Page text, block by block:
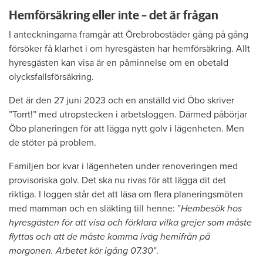
Hemförsäkring eller inte – det är frågan
I anteckningarna framgår att Örebrobostäder gång på gång
försöker få klarhet i om hyresgästen har hemförsäkring. Allt
hyresgästen kan visa är en påminnelse om en obetald
olycksfallsförsäkring.
Det är den 27 juni 2023 och en anställd vid Öbo skriver
”Torrt!” med utropstecken i arbetsloggen. Därmed påbörjar
Öbo planeringen för att lägga nytt golv i lägenheten. Men
de stöter på problem.
Familjen bor kvar i lägenheten under renoveringen med
provisoriska golv. Det ska nu rivas för att lägga dit det
riktiga. I loggen står det att läsa om flera planeringsmöten
med mamman och en släkting till henne: ”Hembesök hos
hyresgästen för att visa och förklara vilka grejer som måste
flyttas och att de måste komma iväg hemifrån på
morgonen. Arbetet kör igång 07.30”.